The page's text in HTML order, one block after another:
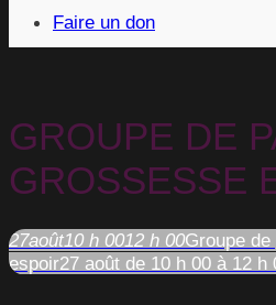
Faire un don
GROUPE DE
GROSSESSE
27août10 h 0012 h 00Groupe
espoir27 août de 10 h 00 à 12 h